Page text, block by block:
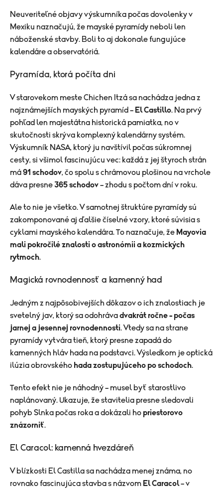
Neuveriteľné objavy výskumníka počas dovolenky v
Mexiku naznačujú, že mayské pyramídy neboli len
náboženské stavby. Boli to aj dokonale fungujúce
kalendáre a observatóriá.
Pyramída, ktorá počíta dni
V starovekom meste Chichen Itzá sa nachádza jedna z
najznámejších mayských pyramíd – El Castillo. Na prvý
pohľad len majestátna historická pamiatka, no v
skutočnosti skrýva komplexný kalendárny systém.
Výskumník NASA, ktorý ju navštívil počas súkromnej
cesty, si všimol fascinujúcu vec: každá z jej štyroch strán
má91 schodov, čo spolu s chrámovou plošinou na vrchole
dáva presne365 schodov– zhodu s počtom dní v roku.
Ale to nie je všetko. V samotnej štruktúre pyramídy sú
zakomponované aj ďalšie číselné vzory, ktoré súvisia s
cyklami mayského kalendára. To naznačuje, že Mayovia
mali pokročilé znalosti o astronómii a kozmických
rytmoch.
Magická rovnodennosť a kamenný had
Jedným z najpôsobivejších dôkazov o ich znalostiach je
svetelný jav, ktorý sa odohrávadvakrát ročne – počas
jarnej a jesennej rovnodennosti. Vtedy sa na strane
pyramídy vytvára tieň, ktorý presne zapadá do
kamenných hláv hada na podstavci. Výsledkom je optická
ilúzia obrovského hada zostupujúceho po schodoch.
Tento efekt nie je náhodný – musel byť starostlivo
naplánovaný. Ukazuje, že stavitelia presne sledovali
pohyb Slnka počas roka a dokázali ho priestorovo
znázorniť.
El Caracol: kamenná hvezdáreň
V blízkosti El Castilla sa nachádza menej známa, no
rovnako fascinujúca stavba s názvom El Caracol– v